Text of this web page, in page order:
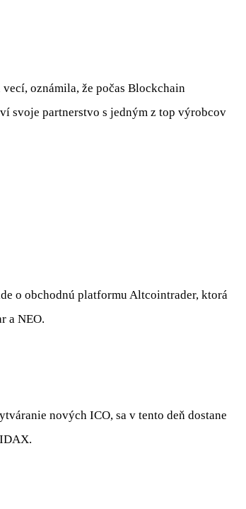
oznámila, že počas Blockchain
svoje partnerstvo s jedným z top výrobcov
o obchodnú platformu Altcointrader, ktorá
a NEO.
nových ICO, sa v tento deň dostane